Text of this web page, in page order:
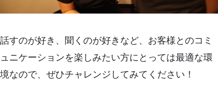
話すのが好き、聞くのが好きなど、お客様とのコミ
ュニケーションを楽しみたい方にとっては最適な環
境なので、ぜひチャレンジしてみてください！